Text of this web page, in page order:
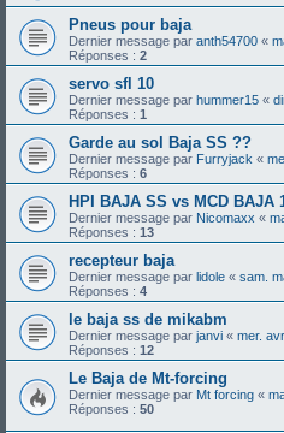
Pneus pour baja
Dernier message par anth54700 «
Réponses : 2
servo sfl 10
Dernier message par hummer15 «
Réponses : 1
Garde au sol Baja SS ??
Dernier message par Furryjack «
Réponses : 6
HPI BAJA SS vs MCD BAJA
Dernier message par Nicomaxx «
Réponses : 13
recepteur baja
Dernier message par lidole « sam.
Réponses : 4
le baja ss de mikabm
Dernier message par janvi « mer.
Réponses : 12
Le Baja de Mt-forcing
Dernier message par Mt forcing «
Réponses : 50